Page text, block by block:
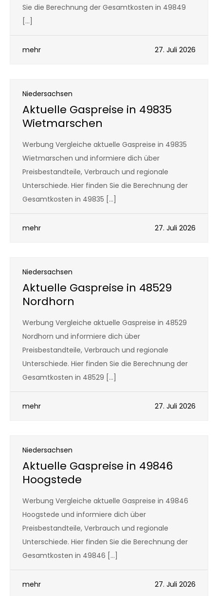
Sie die Berechnung der Gesamtkosten in 49849
[…]
mehr 27. Juli 2026
Niedersachsen
Aktuelle Gaspreise in 49835
Wietmarschen
Werbung Vergleiche aktuelle Gaspreise in 49835
Wietmarschen und informiere dich über
Preisbestandteile, Verbrauch und regionale
Unterschiede. Hier finden Sie die Berechnung der
Gesamtkosten in 49835 […]
mehr 27. Juli 2026
Niedersachsen
Aktuelle Gaspreise in 48529
Nordhorn
Werbung Vergleiche aktuelle Gaspreise in 48529
Nordhorn und informiere dich über
Preisbestandteile, Verbrauch und regionale
Unterschiede. Hier finden Sie die Berechnung der
Gesamtkosten in 48529 […]
mehr 27. Juli 2026
Niedersachsen
Aktuelle Gaspreise in 49846
Hoogstede
Werbung Vergleiche aktuelle Gaspreise in 49846
Hoogstede und informiere dich über
Preisbestandteile, Verbrauch und regionale
Unterschiede. Hier finden Sie die Berechnung der
Gesamtkosten in 49846 […]
mehr 27. Juli 2026